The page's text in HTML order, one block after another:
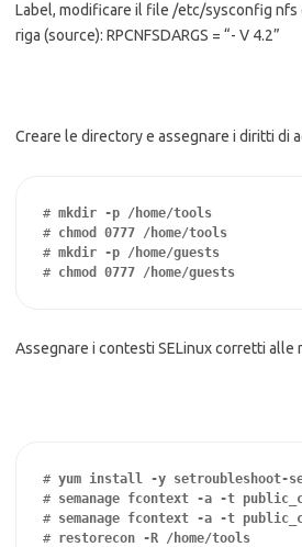
Label, modificare il file /etc/sysconfig nfs
riga (source): RPCNFSDARGS = “- V 4.2”
Creare le directory e assegnare i diritti di
# mkdir -p /home/tools
# chmod 0777 /home/tools
# mkdir -p /home/guests
# chmod 0777 /home/guests
Assegnare i contesti SELinux corretti alle
# yum install -y setroubleshoot-
# semanage fcontext -a -t
# semanage fcontext -a -t
# restorecon -R /home/tools